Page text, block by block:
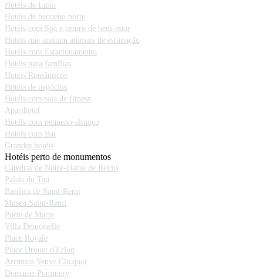
Hotéis de Luxo
Hotéis de pequeno porte
Hotéis com Spa e centro de bem-estar
Hotéis que aceitam animais de estimação
Hotéis com Estacionamento
Hotéis para famílias
Hotéis Românticos
Hotéis de negócios
Hotéis com sala de fitness
Aparthotel
Hotéis com pequeno-almoço
Hotéis com Bar
Grandes hotéis
Hotéis perto de monumentos
Catedral de Notre-Dame de Reims
Palais du Tau
Basílica de Saint-Remi
Museu Saint-Remi
Porte de Marte
Villa Demoiselle
Place Royale
Place Drouet d'Erlon
Arrumos Veuve Clicquot
Domaine Pommery